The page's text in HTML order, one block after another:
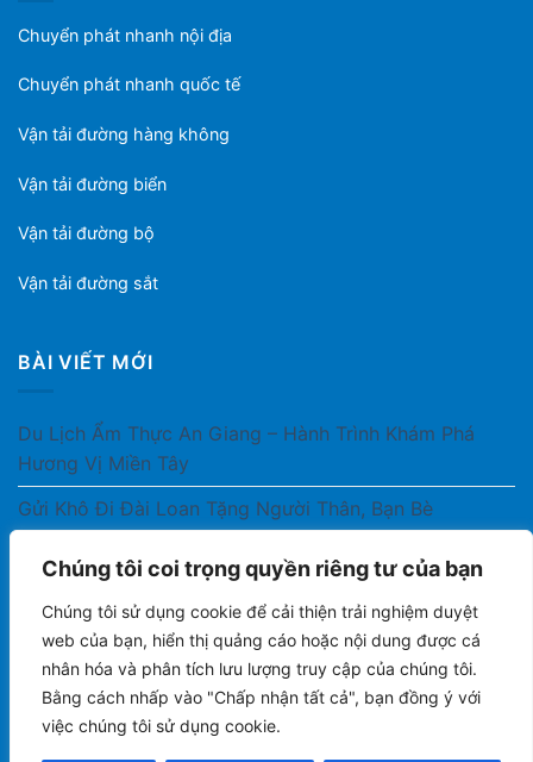
Chúng tôi coi trọng quyền riêng tư của bạn
Chúng tôi sử dụng cookie để cải thiện trải nghiệm duyệt
web của bạn, hiển thị quảng cáo hoặc nội dung được cá
nhân hóa và phân tích lưu lượng truy cập của chúng tôi.
Bằng cách nhấp vào "Chấp nhận tất cả", bạn đồng ý với
việc chúng tôi sử dụng cookie.
Chuyển phát nhanh nội địa
Chuyển phát nhanh quốc tế
Vận tải đường hàng không
Vận tải đường biển
Vận tải đường bộ
Vận tải đường sắt
BÀI VIẾT MỚI
Du Lịch Ẩm Thực An Giang – Hành Trình Khám Phá
Hương Vị Miền Tây
Gửi Khô Đi Đài Loan Tặng Người Thân, Bạn Bè
Gửi Thuốc Cho Người Thân Ở Nước Ngoài Có Được
Không?
Gửi Công Văn, Tài Liệu Hỏa Tốc Từ Nam Ra Bắc
Gửi Cà Phê Đóng Gói Sang Áo Có Được Không?